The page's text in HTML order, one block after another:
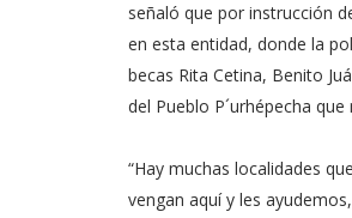
señaló que por instrucción
en esta entidad, donde la
becas Rita Cetina, Benito
del Pueblo P´urhépecha
“Hay muchas localidades
vengan aquí y les